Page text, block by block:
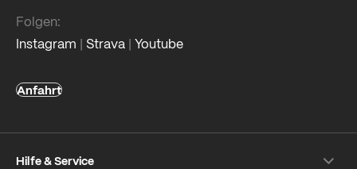
Folgen:
Instagram | Strava | Youtube
Anfahrt
Hilfe & Service